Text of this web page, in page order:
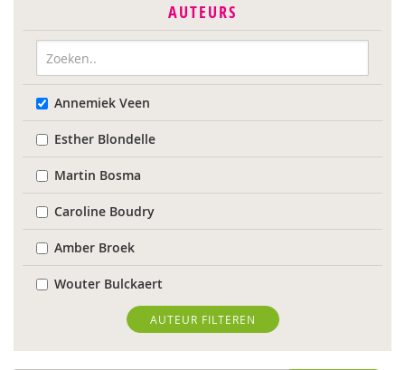
AUTEURS
Annemiek Veen
Esther Blondelle
Martin Bosma
Caroline Boudry
Amber Broek
Wouter Bulckaert
Marinda Fischer
Dominique Grotenhuis
AUTEUR FILTEREN